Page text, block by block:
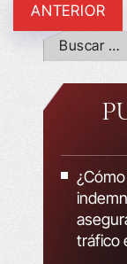
ANTERIOR
tráfico